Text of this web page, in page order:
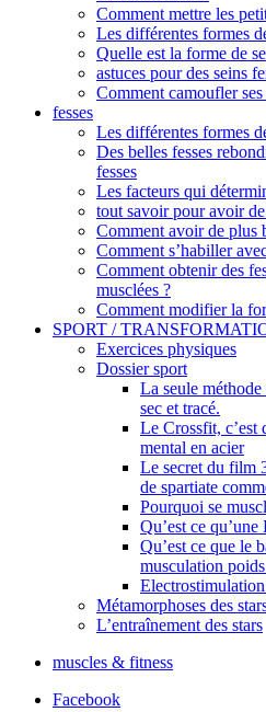
Comment mettre les
Les différentes formes
Quelle est la forme de
astuces pour des seins
Comment camoufler ses
fesses
Les différentes formes
Des belles fesses
fesses
Les facteurs qui
tout savoir pour avoir de
Comment avoir de plus
Comment s’habiller
Comment obtenir des
musclées ?
Comment modifier la
SPORT /
Exercices physiques
Dossier sport
La seule
sec et tracé.
Le Crossfit, c’est
mental en acier
Le secret du film
de spartiate
Pourquoi se
Qu’est ce
Qu’est ce que le
musculation
Métamorphoses des
L’entraînement des stars
muscles & fitness
Facebook